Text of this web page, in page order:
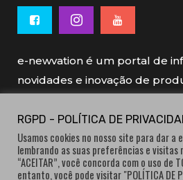
e-newvation é um portal de
novidades e inovação de
e-newvation tem o patrocínio
Ano”, o prémio de inovação
RGPD - POLÍTICA DE
Usamos cookies no nosso site para dar a
lembrando as suas preferências e visitas
“ACEITAR”, você concorda com o uso de
entanto, você pode visitar "POLÍTICA DE